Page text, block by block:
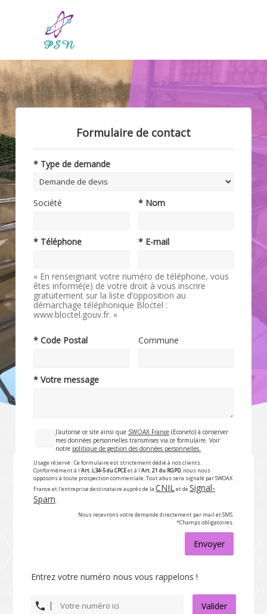
Formulaire de contact
* Type de demande
Société * Nom
* Téléphone * E-mail
« En renseignant votre numéro de téléphone, vous
êtes informé(e) de votre droit à vous inscrire
gratuitement sur la liste d’opposition au
démarchage téléphonique Bloctel :
www.bloctel.gouv.fr. »
* Code Postal Commune
* Votre message
J'autorise ce site ainsi que SWOAX France (Econeto) à conserver
mes données personnelles transmises via ce formulaire. Voir
notre politique de gestion des données personnelles.
Usage réservé : Ce formulaire est strictement dédié à nos clients.
Conformément à l'Art. L34-5 du CPCEet à l'Art. 21 du RGPD, nous nous
opposons à toute prospection commerciale. Tout abus sera signalé par SWOAX
France et l'entreprise destinataire auprès de la CNILet de Signal-
Spam.
Nous recevrons votre demande directement par mail et SMS.
*Champs obligatoires.
Envoyer
Entrez votre numéro nous vous rappelons !
Valider